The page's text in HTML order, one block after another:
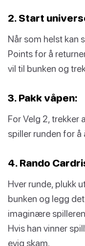
2. Start
Når som helst kan
Points for å
vil til bunken og
3. Pakk våpen:
For Velg 2, trekker
spiller runden for
4. Rando
Hver runde, plukk
bunken og legg
imaginære
Hvis han vinner
evig skam.